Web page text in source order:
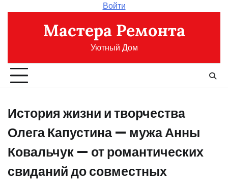
содержимому
Войти
Мастера Ремонта
Уютный Дом
История жизни и творчества
Олега Капустина — мужа Анны
Ковальчук — от романтических
свиданий до совместных